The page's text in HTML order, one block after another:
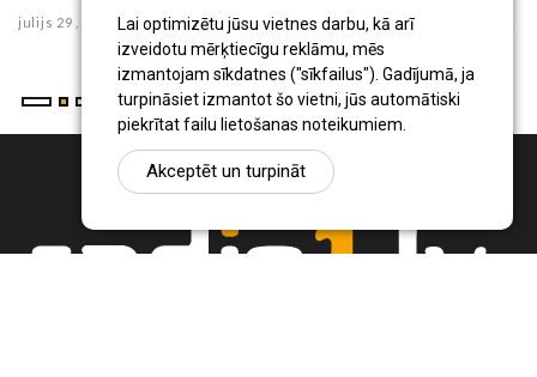
Lai optimizētu jūsu vietnes darbu, kā arī
izveidotu mērķtiecīgu reklāmu, mēs
izmantojam sīkdatnes ("sīkfailus"). Gadījumā, ja
turpināsiet izmantot šo vietni, jūs automātiski
piekrītat failu lietošanas noteikumiem.
Akceptēt un turpināt
julijs 29 , 2026
julijs 27 , 2026